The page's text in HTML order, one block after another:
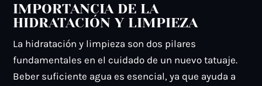
IMPORTANCIA DE LA
HIDRATACIÓN Y LIMPIEZA
La hidratación y limpieza son dos pilares
fundamentales en el cuidado de un nuevo tatuaje.
Beber suficiente agua es esencial, ya que ayuda a